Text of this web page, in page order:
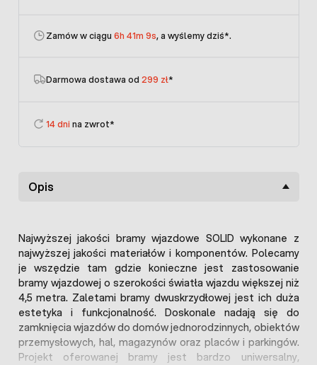
Zamów w ciągu 6h 41m 9s, a wyślemy dziś*.
Darmowa dostawa od 299 zł*
14 dni na zwrot*
Opis
Najwyższej jakości bramy wjazdowe SOLID wykonane z
najwyższej jakości materiałów i komponentów. Polecamy
je wszędzie tam gdzie konieczne jest zastosowanie
bramy wjazdowej o szerokości światła wjazdu większej niż
4,5 metra. Zaletami bramy dwuskrzydłowej jest ich duża
estetyka i funkcjonalność. Doskonale nadają się do
zamknięcia wjazdów do domów jednorodzinnych, obiektów
przemysłowych, hal, magazynów oraz placów i parkingów.
Projekt oferowanej bramy jest bardzo uniwersalny,